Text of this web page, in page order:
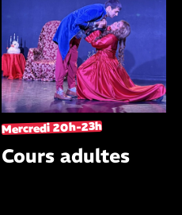
de l’année, nos jeunes
comédiens se produiront
devant leur public dans
notre grande salle de
spectacle.
Mercredi 20h-23h
Cours adultes